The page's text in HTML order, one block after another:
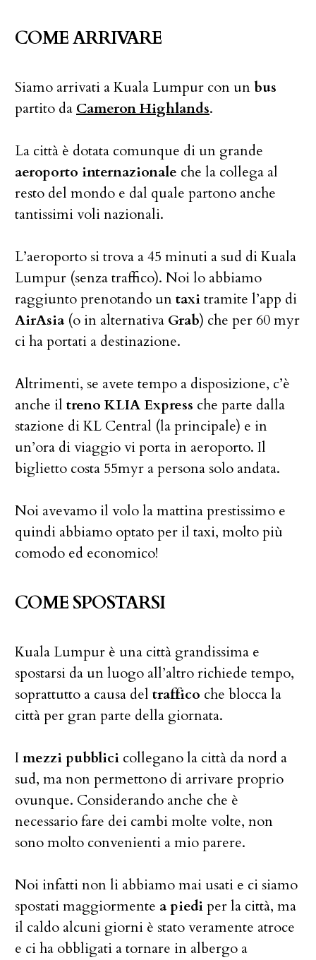
COME ARRIVARE
Siamo arrivati a Kuala Lumpur con unbus
partito da Cameron Highlands.
La città è dotata comunque di un grande
aeroporto internazionale che la collega al
resto del mondo e dal quale partono anche
tantissimi voli nazionali.
L’aeroporto si trova a 45 minuti a sud di Kuala
Lumpur (senza traffico). Noi lo abbiamo
raggiunto prenotando untaxitramite l’app di
AirAsia (o in alternativa Grab) che per 60 myr
ci ha portati a destinazione.
Altrimenti, se avete tempo a disposizione, c’è
anche il treno KLIA Express che parte dalla
stazione di KL Central (la principale) e in
un’ora di viaggio vi porta in aeroporto. Il
biglietto costa 55myr a persona solo andata.
Noi avevamo il volo la mattina prestissimo e
quindi abbiamo optato per il taxi, molto più
comodo ed economico!
COME SPOSTARSI
Kuala Lumpur è una città grandissima e
spostarsi da un luogo all’altro richiede tempo,
soprattutto a causa del traffico che blocca la
città per gran parte della giornata.
I mezzi pubblici collegano la città da nord a
sud, ma non permettono di arrivare proprio
ovunque. Considerando anche che è
necessario fare dei cambi molte volte, non
sono molto convenienti a mio parere.
Noi infatti non li abbiamo mai usati e ci siamo
spostati maggiormente a piediper la città, ma
il caldo alcuni giorni è stato veramente atroce
e ci ha obbligati a tornare in albergo a